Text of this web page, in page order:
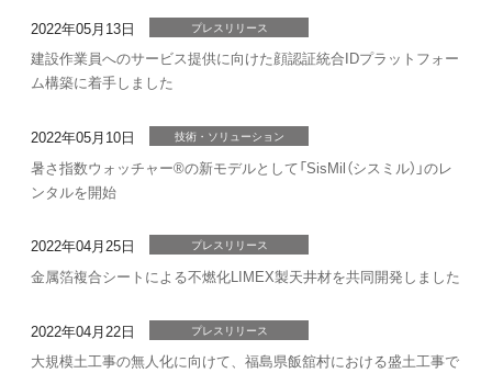
2022年05月13日 プレスリリース
建設作業員へのサービス提供に向けた顔認証統合IDプラットフォー
ム構築に着手しました
2022年05月10日 技術・ソリューション
暑さ指数ウォッチャー®の新モデルとして「SisMil（シスミル）」のレ
ンタルを開始
2022年04月25日 プレスリリース
金属箔複合シートによる不燃化LIMEX製天井材を共同開発しました
2022年04月22日 プレスリリース
大規模土工事の無人化に向けて、福島県飯舘村における盛土工事で